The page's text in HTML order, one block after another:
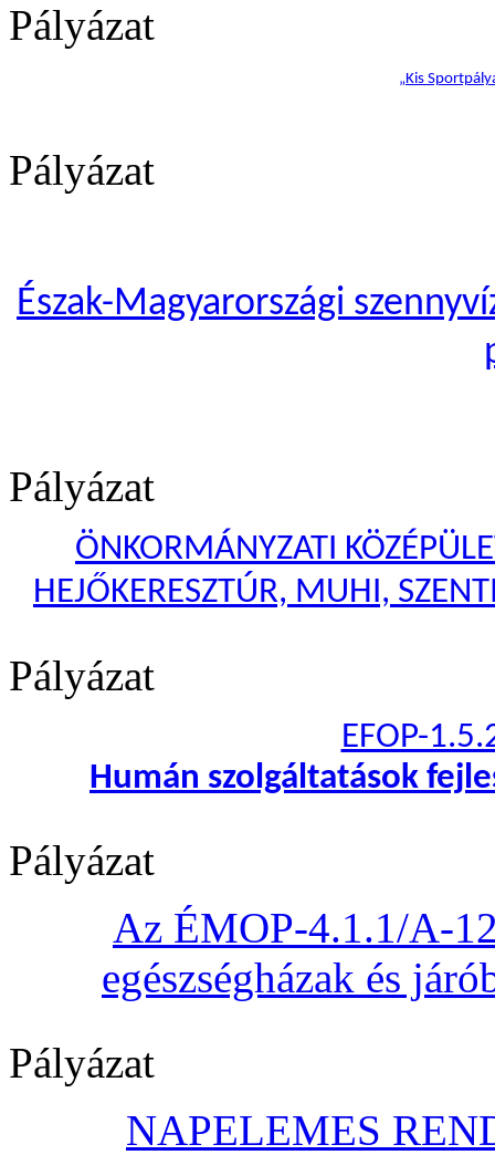
Pályázat
„Kis
Pályázat
Észak-Magyarországi
Pályázat
ÖNKORMÁNYZATI
HEJŐKERESZTÚR, MUHI,
Pályázat
EFOP-
Humán szolgáltatások
Pályázat
Az ÉMOP-4.1.1/A-
egészségházak és
Pályázat
NAPELEMES